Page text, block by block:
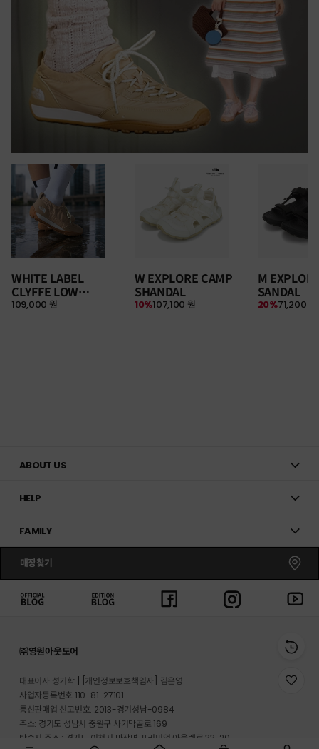
WHITE LABEL
CLYFFE LOW
SNEAKERS
109,000 원
W EXPLORE CAMP
SHANDAL
107,100 원
10%
M
SANDAL
71,200 원
20%
ABOUT US
HELP
FAMILY
매장찾기
㈜영원아웃도어
대표이사 성기학
[개인정보보호책임자] 김은영
사업자등록번호 110-81-27101
통신판매업 신고번호: 2013-경기성남-0984
주소: 경기도 성남시 중원구 사기막골로 169
반송지 주소 : 경기도 이천시 마장면 프리미엄 아울렛로 33-20
위